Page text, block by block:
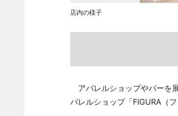
店内の様子
アパレルショップやバーを
パレルショップ「FIGURA（